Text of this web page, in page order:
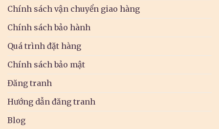
Chính sách vận chuyển giao hàng
Chính sách bảo hành
Quá trình đặt hàng
Chính sách bảo mật
Đăng tranh
Hướng dẫn đăng tranh
Blog